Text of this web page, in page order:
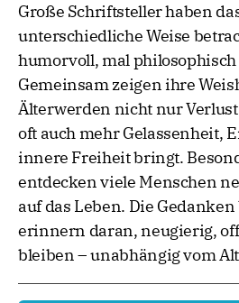
Große Schriftsteller haben
unterschiedliche Weise
humorvoll, mal
Gemeinsam zeigen ihre
Älterwerden nicht nur
oft auch mehr Gelassenheit,
innere Freiheit bringt.
entdecken viele Menschen
auf das Leben. Die
erinnern daran, neugierig,
bleiben – unabhängig vom